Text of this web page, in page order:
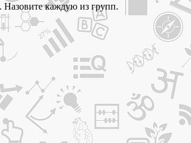
каждую из групп.